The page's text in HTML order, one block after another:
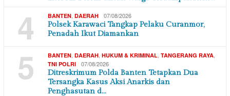
4 BANTEN DAERAH 07/08/2026
Polsek Karawaci Tangkap Pelaku Curanmor,
Penadah Ikut Diamankan
5 BANTEN DAERAH HUKUM & KRIMINAL TANGERANG RAYA
TNI POLRI 07/08/2026
Ditreskrimum Polda Banten Tetapkan Dua
Tersangka Kasus Aksi Anarkis dan
Penghasutan d…